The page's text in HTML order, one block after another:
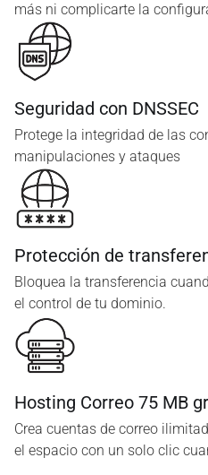
más ni complicarte la
Seguridad con DNSSEC
Protege la integridad de las
manipulaciones y ataques
Protección de
Bloquea la transferencia
el control de tu dominio.
Hosting Correo 75 MB
Crea cuentas de correo
el espacio con un solo clic